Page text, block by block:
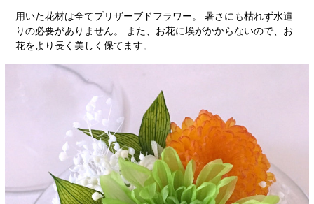
用いた花材は全てプリザーブドフラワー。 暑さにも枯れず水遣
りの必要がありません。 また、お花に埃がかからないので、お
花をより長く美しく保てます。